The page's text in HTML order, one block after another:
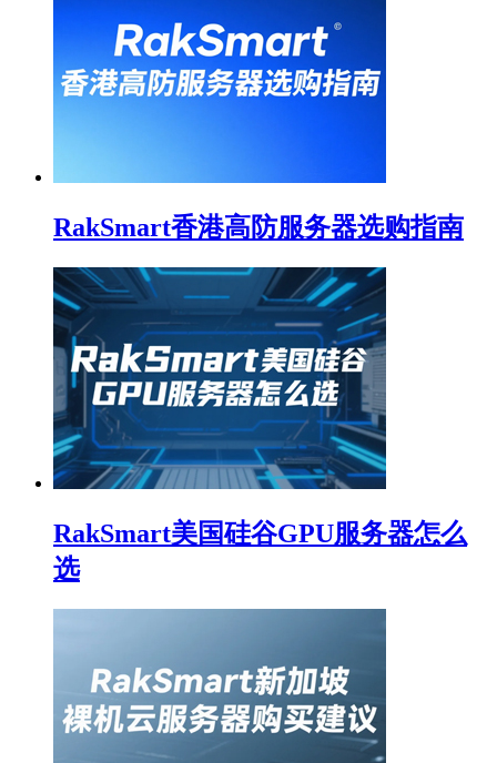
RakSmart香港高防服务器选购指南
RakSmart美国硅谷GPU服务器怎么
选